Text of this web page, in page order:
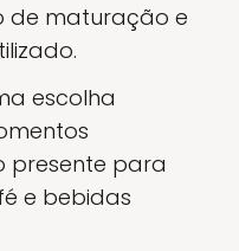
de maturação e
escolha
presente para
e bebidas